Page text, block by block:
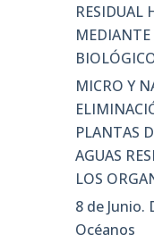
RESIDUAL
MICRO Y
PLANTAS
AGUAS
LOS
8 de Junio.
Océanos